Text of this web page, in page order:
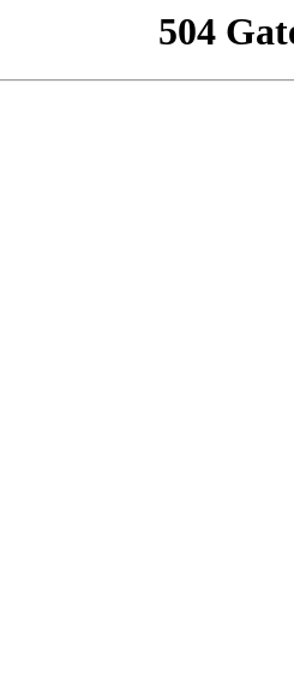
504